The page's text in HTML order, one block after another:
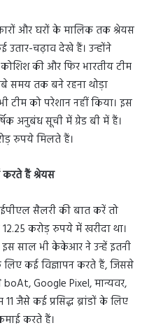
और घरों के मालिक तक श्रेयस
उतार-चढ़ाव देखे हैं। उन्होंने
की और फिर भारतीय टीम
समय तक बने रहना थोड़ा
टीम को परेशान नहीं किया। इस
अनुबंध सूची में ग्रेड बी में हैं।
रुपये मिलते हैं।
हैं श्रेयस
सैलरी की बात करें तो
करोड़ रुपये में खरीदा था।
साल भी केकेआर ने उन्हें इतनी
कई विज्ञापन करते हैं, जिससे
boAt, Google Pixel, मान्यवर,
जैसे कई प्रसिद्ध ब्रांडों के लिए
करते हैं।